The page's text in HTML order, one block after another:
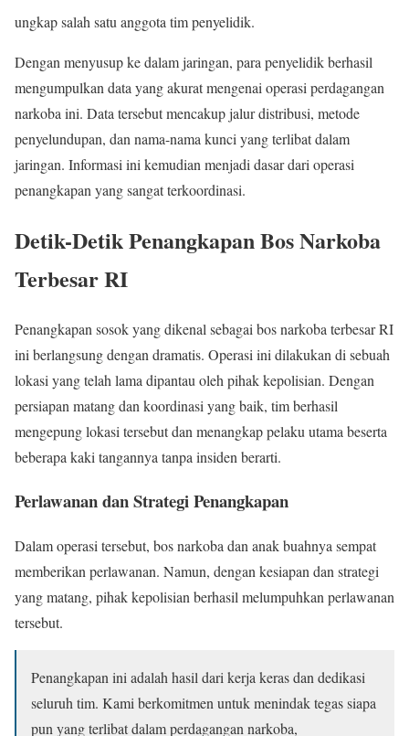
ungkap salah satu anggota tim penyelidik.
Dengan menyusup ke dalam jaringan, para penyelidik berhasil
mengumpulkan data yang akurat mengenai operasi perdagangan
narkoba ini. Data tersebut mencakup jalur distribusi, metode
penyelundupan, dan nama-nama kunci yang terlibat dalam
jaringan. Informasi ini kemudian menjadi dasar dari operasi
penangkapan yang sangat terkoordinasi.
Detik-Detik Penangkapan Bos Narkoba
Terbesar RI
Penangkapan sosok yang dikenal sebagai bos narkoba terbesar RI
ini berlangsung dengan dramatis. Operasi ini dilakukan di sebuah
lokasi yang telah lama dipantau oleh pihak kepolisian. Dengan
persiapan matang dan koordinasi yang baik, tim berhasil
mengepung lokasi tersebut dan menangkap pelaku utama beserta
beberapa kaki tangannya tanpa insiden berarti.
Perlawanan dan Strategi Penangkapan
Dalam operasi tersebut, bos narkoba dan anak buahnya sempat
memberikan perlawanan. Namun, dengan kesiapan dan strategi
yang matang, pihak kepolisian berhasil melumpuhkan perlawanan
tersebut.
Penangkapan ini adalah hasil dari kerja keras dan dedikasi
seluruh tim. Kami berkomitmen untuk menindak tegas siapa
pun yang terlibat dalam perdagangan narkoba,